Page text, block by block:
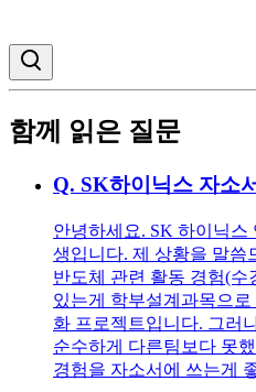
함께 읽은 질문
Q. SK하이닉스 자소
안녕하세요. SK 하이닉스
생입니다. 제 상황을 말씀
반도체 관련 활동 경험(수
있는게 학부설계과목으
화 프로젝트입니다. 그러
순수하게 다른팀보다 못
경험을 자소서에 쓰는게